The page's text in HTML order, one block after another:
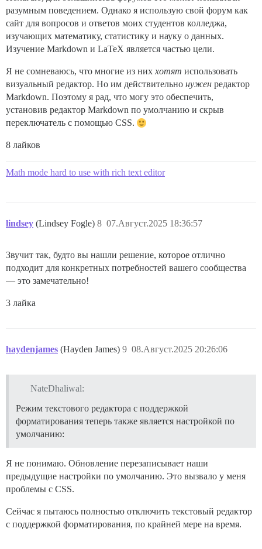
разумным поведением. Однако я использую свой форум как
сайт для вопросов и ответов моих студентов колледжа,
изучающих математику, статистику и науку о данных.
Изучение Markdown и LaTeX является частью цели.
Я не сомневаюсь, что многие из них хотят использовать
визуальный редактор. Но им действительно нужен редактор
Markdown. Поэтому я рад, что могу это обеспечить,
установив редактор Markdown по умолчанию и скрыв
переключатель с помощью CSS.
8 лайков
Math mode hard to use with rich text editor
lindsey (Lindsey Fogle) 07.Август.2025 18:36:57
8
Звучит так, будто вы нашли решение, которое отлично
подходит для конкретных потребностей вашего сообщества
— это замечательно!
3 лайка
haydenjames (Hayden James) 08.Август.2025 20:26:06
9
NateDhaliwal:
Режим текстового редактора с поддержкой
форматирования теперь также является настройкой по
умолчанию:
Я не понимаю. Обновление перезаписывает наши
предыдущие настройки по умолчанию. Это вызвало у меня
проблемы с CSS.
Сейчас я пытаюсь полностью отключить текстовый редактор
с поддержкой форматирования, по крайней мере на время.